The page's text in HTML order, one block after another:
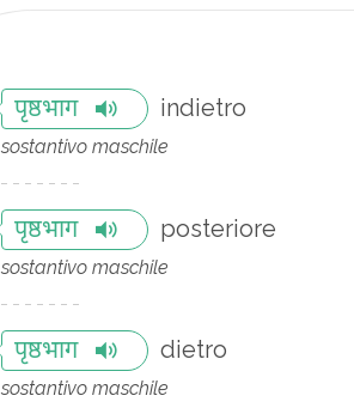
पृष्ठभाग indietro
sostantivo maschile
पृष्ठभाग posteriore
sostantivo maschile
पृष्ठभाग dietro
sostantivo maschile